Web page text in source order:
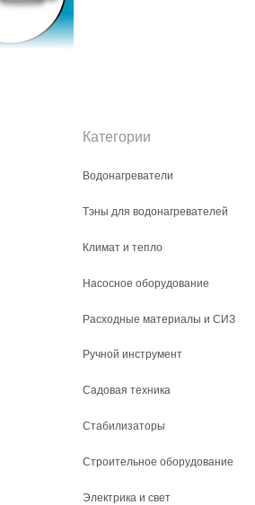
Категории
Водонагреватели
Тэны для водонагревателей
Климат и тепло
Насосное оборудование
Расходные материалы и СИЗ
Ручной инструмент
Садовая техника
Стабилизаторы
Строительное оборудование
Электрика и свет